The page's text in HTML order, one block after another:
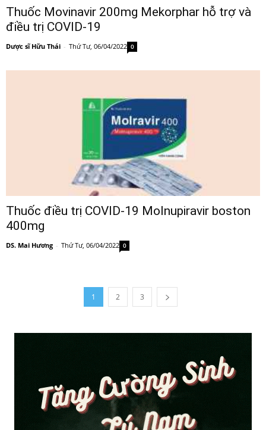
Thuốc Movinavir 200mg Mekorphar hỗ trợ và
điều trị COVID-19
Dược sĩ Hữu Thái - Thứ Tư, 06/04/2022 0
Thuốc điều trị COVID-19 Molnupiravir boston
400mg
DS. Mai Hương - Thứ Tư, 06/04/2022 0
1 2 3